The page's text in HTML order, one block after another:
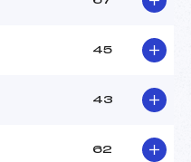
45
43
62